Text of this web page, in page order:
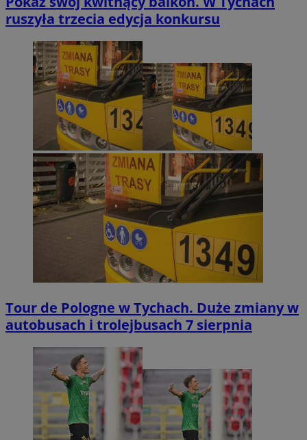
ruszyła trzecia edycja konkursu
Tour de Pologne w Tychach. Duże zmiany w
autobusach i trolejbusach 7 sierpnia